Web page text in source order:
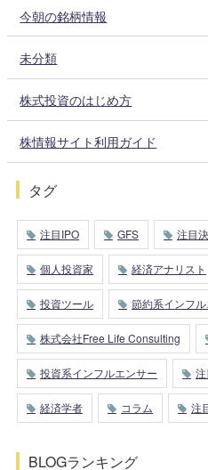
今朝の銘柄情報
未分類
株式投資のはじめ方
株情報サイト利用ガイド
タグ
注目IPO GFS 注目
個人投資家 経済アナリスト
投資ツール 節約系インフ
株式会社Free Life Consulting
投資系インフルエンサー
経済学者 コラム 注
BLOGランキング